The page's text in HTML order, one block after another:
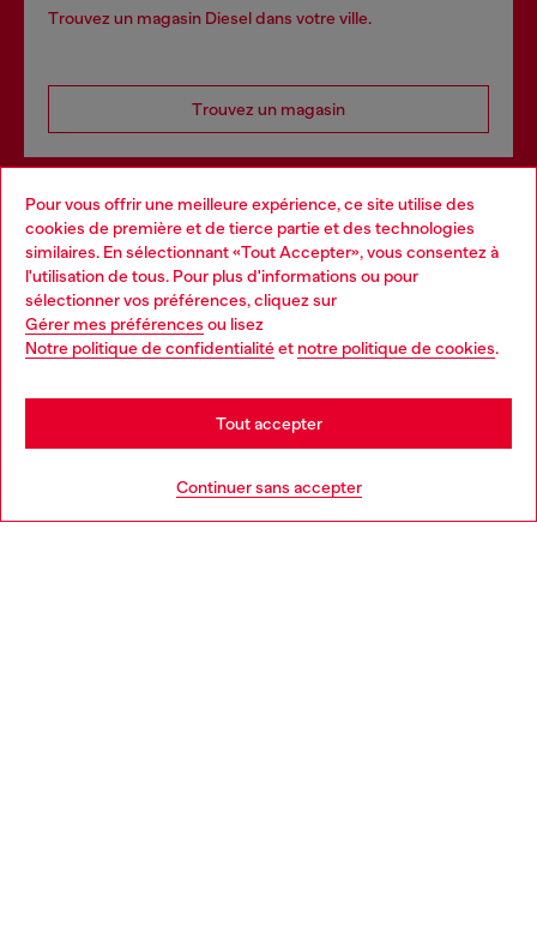
Pour vous offrir une meilleure expérience, ce site utilise des
cookies de première et de tierce partie et des technologies
similaires. En sélectionnant «Tout Accepter», vous consentez à
l'utilisation de tous. Pour plus d'informations ou pour
sélectionner vos préférences, cliquez sur
Gérer mes préférences ou lisez
Notre politique de confidentialitéet notre politique de cookies.
Continuer sans accepter
Tout accepter
Trouvez un magasin Diesel dans votre ville.
Trouvez un magasin
Services omnicanaux
Découvrez tous nos services, en ligne et en magasin.
En savoir plus
Choose your location
You are currently browsing France website, but it seems you
may be based in United States